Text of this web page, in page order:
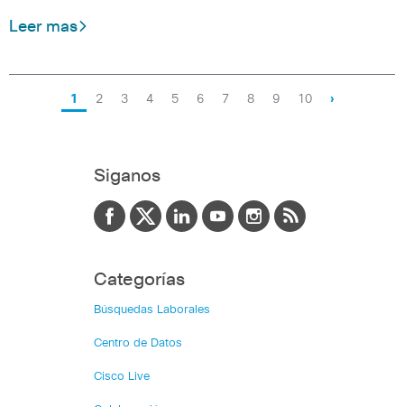
Leer mas
1 2 3 4 5 6 7 8 9 10 ›
Siganos
Categorías
Búsquedas Laborales
Centro de Datos
Cisco Live